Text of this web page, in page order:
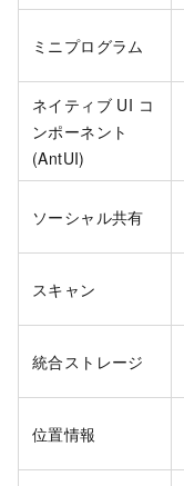
ミニプログラム
ネイティブ UI コ
ンポーネント
(AntUI)
ソーシャル共有
スキャン
統合ストレージ
位置情報